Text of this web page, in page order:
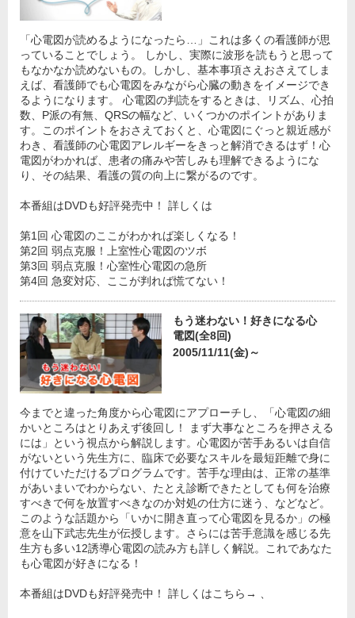
「心電図が読めるようになったら…」これは多くの看護師が思
っていることでしょう。 しかし、実際に波形を読もうと思って
もなかなか読めないもの。しかし、基本事項さえおさえてしま
えば、看護師でも心電図をみながら心臓の動きをイメージでき
るようになります。 心電図の判読をするときは、リズム、心拍
数、P派の有無、QRSの幅など、いくつかのポイントがありま
す。このポイントをおさえておくと、心電図にぐっと親近感が
わき、看護師の心電図アレルギーをきっと解消できるはず！心
電図がわかれば、患者の痛みや苦しみも理解できるようにな
り、その結果、看護の質の向上に繋がるのです。
本番組はDVDも好評発売中！ 詳しくは
第1回 心電図のここがわかれば楽しくなる！
第2回 弱点克服！上室性心電図のツボ
第3回 弱点克服！心室性心電図の急所
第4回 急変対応、ここが判れば慌てない！
もう迷わない！好きになる心
電図(全8回)
2005/11/11(金)～
今までと違った角度から心電図にアプローチし、「心電図の細
かいところはとりあえず後回し！ まず大事なところを押さえる
には」という視点から解説します。心電図が苦手あるいは自信
がないという先生方に、臨床で必要なスキルを最短距離で身に
付けていただけるプログラムです。苦手な理由は、正常の基準
があいまいでわからない、たとえ診断できたとしても何を治療
すべきで何を放置すべきなのか対処の仕方に迷う、などなど。
このような話題から「いかに開き直って心電図を見るか」の極
意を山下武志先生が伝授します。さらには苦手意識を感じる先
生方も多い12誘導心電図の読み方も詳しく解説。これであなた
も心電図が好きになる！
本番組はDVDも好評発売中！ 詳しくはこちら→ 、